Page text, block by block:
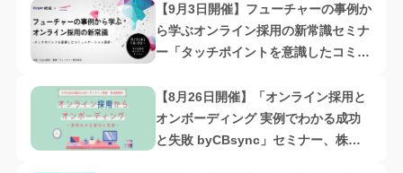
【9月3日開催】フューチャーの事例か
ら学ぶオンライン採用の新常識セミナ
ー「タッチポイントを意識したコミュ
アデザインセンター
【8月26日開催】「オンライン採用と
オンボーディング 実例でわかる成功
と失敗 byCBsync」セミナー、株式